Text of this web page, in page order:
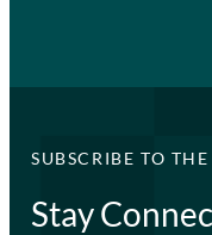
SUBSCRIBE TO
Stay